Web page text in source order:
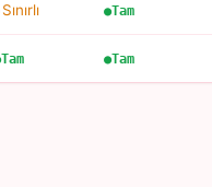
Sınırlı Tam
Tam Tam